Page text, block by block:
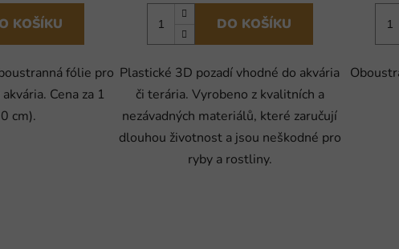
KOŠÍKU
fólie pro
Cena za 1
cm).
DO KOŠÍKU
Plastické 3D pozadí vhodné do akvária
či terária. Vyrobeno z kvalitních a
nezávadných materiálů, které zaručují
dlouhou životnost a jsou neškodné pro
ryby a rostliny.